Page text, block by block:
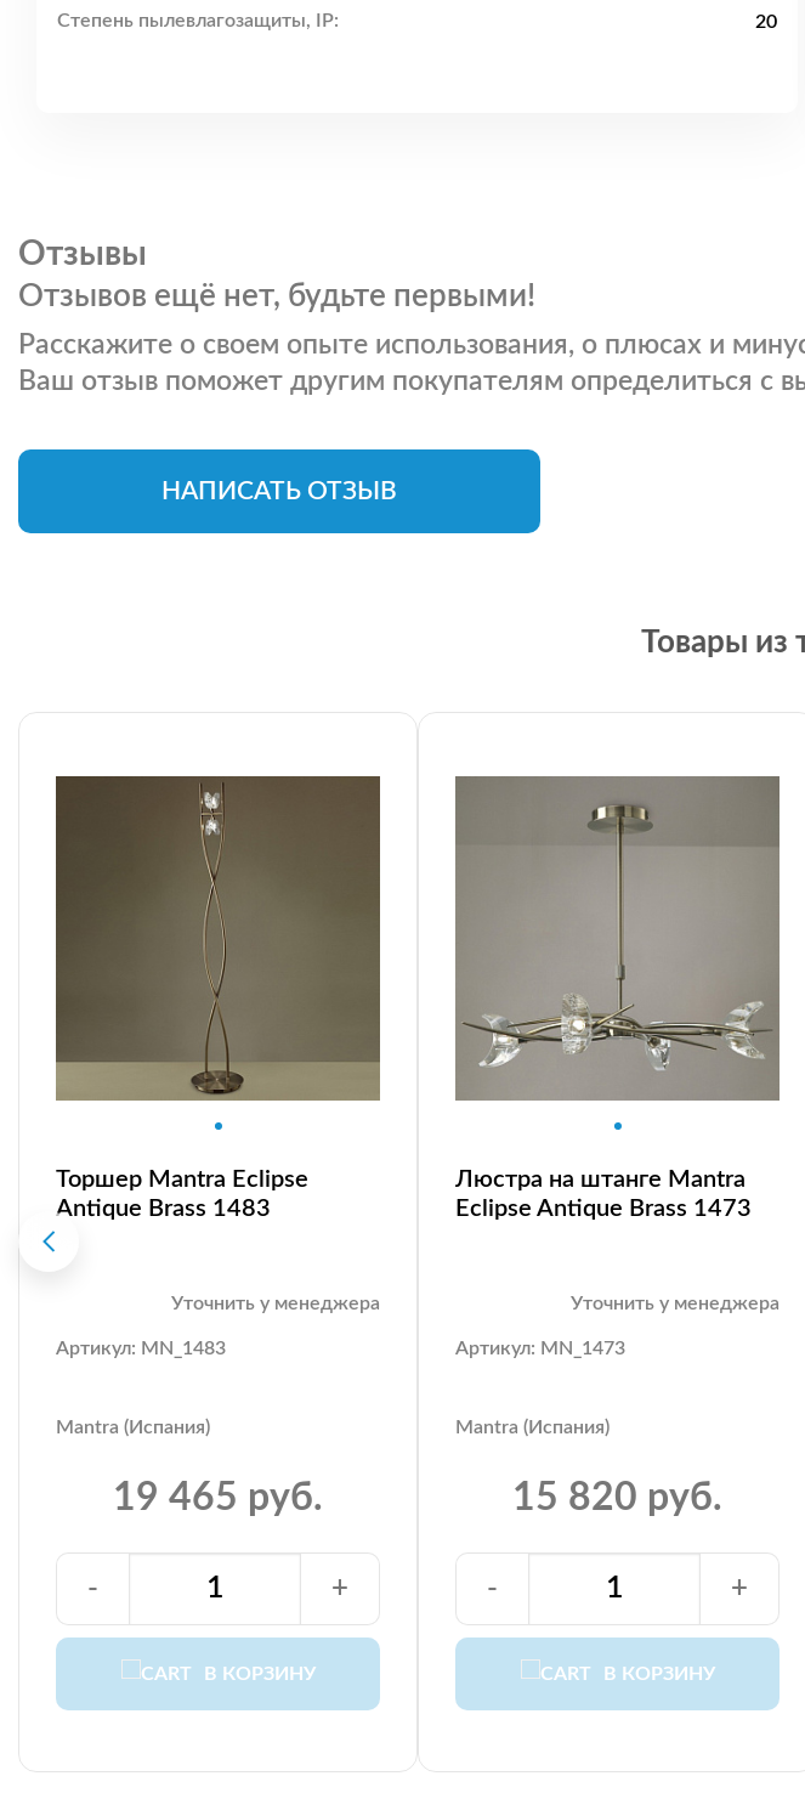
Степень пылевлагозащиты, IP:
20
Отзывы
Отзывов ещё нет, будьте первыми!
Расскажите о своем опыте использования, о плюсах и
Ваш отзыв поможет другим покупателям определиться с
НАПИСАТЬ ОТЗЫВ
Товары из
Торшер Mantra Eclipse
Antique Brass 1483
Уточнить у менеджера
Артикул: MN_1483
Mantra (Испания)
19 465 руб.
В КОРЗИНУ
- +
Люстра на штанге Mantra
Eclipse Antique Brass 1473
Уточнить у менеджера
Артикул: MN_1473
Mantra (Испания)
15 820 руб.
В КОРЗИНУ
- +